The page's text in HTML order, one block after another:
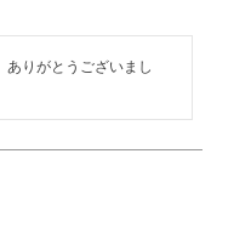
りがとうございまし